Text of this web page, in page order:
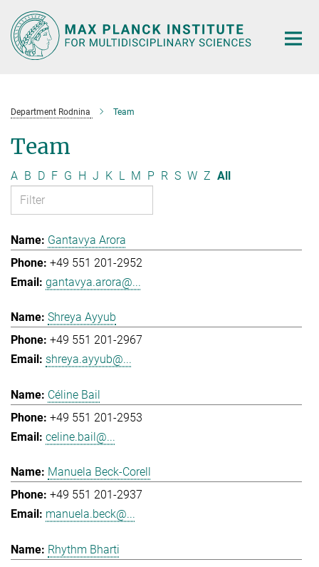
Main-
Content
Department Rodnina Team
Team
A B D F G H J K L M P R S W Z All
Gantavya Arora
+49 551 201-2952
gantavya.arora@...
Shreya Ayyub
+49 551 201-2967
shreya.ayyub@...
Céline Bail
+49 551 201-2953
celine.bail@...
Manuela Beck-Corell
+49 551 201-2937
manuela.beck@...
Rhythm Bharti